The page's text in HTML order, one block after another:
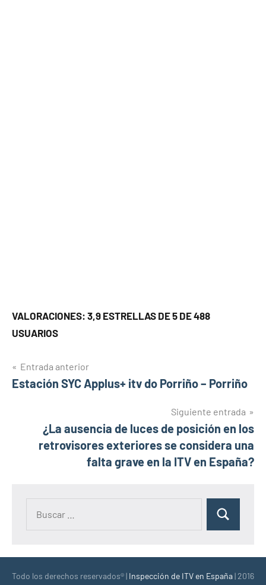
VALORACIONES: 3,9 ESTRELLAS DE 5 DE 488
USUARIOS
Navegación
de
Entrada anterior
Estación SYC Applus+ itv do Porriño – Porriño
Siguiente entrada
¿La ausencia de luces de posición en los
retrovisores exteriores se considera una
falta grave en la ITV en España?
Buscar
Todo los derechos reservados® | Inspección de ITV en España| 2016